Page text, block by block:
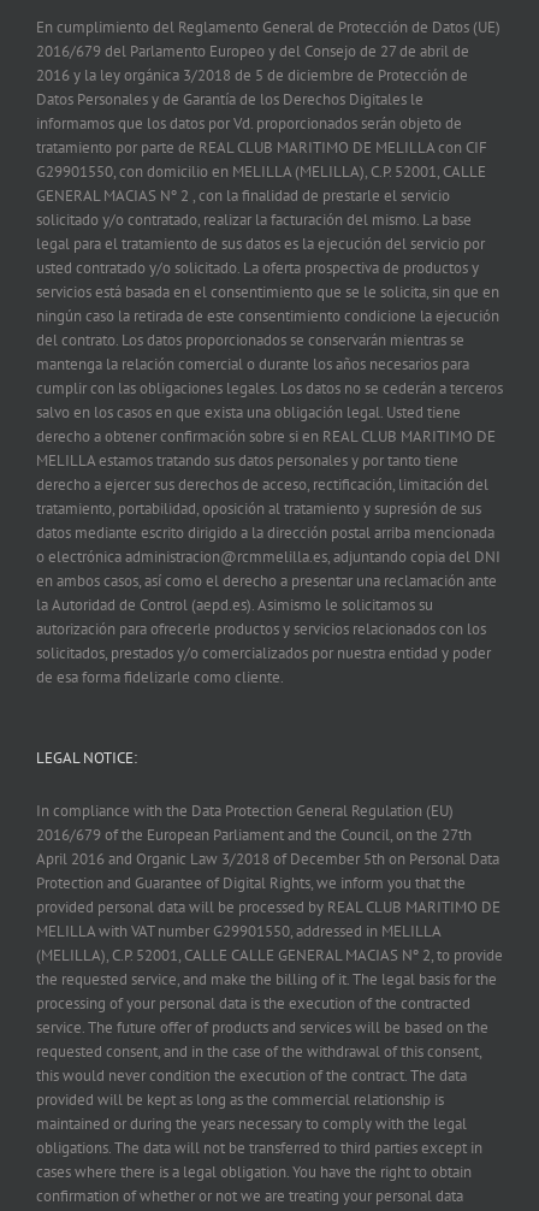
En cumplimiento del Reglamento General de Protección de Datos (UE)
2016/679 del Parlamento Europeo y del Consejo de 27 de abril de
2016 y la ley orgánica 3/2018 de 5 de diciembre de Protección de
Datos Personales y de Garantía de los Derechos Digitales le
informamos que los datos por Vd. proporcionados serán objeto de
tratamiento por parte de REAL CLUB MARITIMO DE MELILLA con CIF
G29901550, con domicilio en MELILLA (MELILLA), C.P. 52001, CALLE
GENERAL MACIAS Nº 2 , con la finalidad de prestarle el servicio
solicitado y/o contratado, realizar la facturación del mismo. La base
legal para el tratamiento de sus datos es la ejecución del servicio por
usted contratado y/o solicitado. La oferta prospectiva de productos y
servicios está basada en el consentimiento que se le solicita, sin que en
ningún caso la retirada de este consentimiento condicione la ejecución
del contrato. Los datos proporcionados se conservarán mientras se
mantenga la relación comercial o durante los años necesarios para
cumplir con las obligaciones legales. Los datos no se cederán a terceros
salvo en los casos en que exista una obligación legal. Usted tiene
derecho a obtener confirmación sobre si en REAL CLUB MARITIMO DE
MELILLA estamos tratando sus datos personales y por tanto tiene
derecho a ejercer sus derechos de acceso, rectificación, limitación del
tratamiento, portabilidad, oposición al tratamiento y supresión de sus
datos mediante escrito dirigido a la dirección postal arriba mencionada
o electrónica administracion@rcmmelilla.es, adjuntando copia del DNI
en ambos casos, así como el derecho a presentar una reclamación ante
la Autoridad de Control (aepd.es). Asimismo le solicitamos su
autorización para ofrecerle productos y servicios relacionados con los
solicitados, prestados y/o comercializados por nuestra entidad y poder
de esa forma fidelizarle como cliente.
LEGAL NOTICE:
In compliance with the Data Protection General Regulation (EU)
2016/679 of the European Parliament and the Council, on the 27th
April 2016 and Organic Law 3/2018 of December 5th on Personal Data
Protection and Guarantee of Digital Rights, we inform you that the
provided personal data will be processed by REAL CLUB MARITIMO DE
MELILLA with VAT number G29901550, addressed in MELILLA
(MELILLA), C.P. 52001, CALLE CALLE GENERAL MACIAS Nº 2, to provide
the requested service, and make the billing of it. The legal basis for the
processing of your personal data is the execution of the contracted
service. The future offer of products and services will be based on the
requested consent, and in the case of the withdrawal of this consent,
this would never condition the execution of the contract. The data
provided will be kept as long as the commercial relationship is
maintained or during the years necessary to comply with the legal
obligations. The data will not be transferred to third parties except in
cases where there is a legal obligation. You have the right to obtain
confirmation of whether or not we are treating your personal data